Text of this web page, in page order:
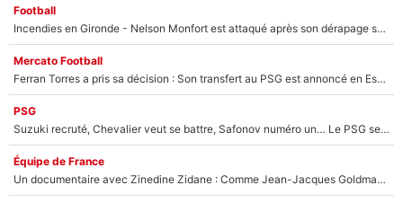
Football
Incendies en Gironde - Nelson Monfort est attaqué après son dérapage sur CNews : «Et lui, il prend combien pour parler dans un studio climatisé?»
Mercato Football
Ferran Torres a pris sa décision : Son transfert au PSG est annoncé en Espagne !
PSG
Suzuki recruté, Chevalier veut se battre, Safonov numéro un… Le PSG se lance encore dans un gros chantier pour le poste de gardien de but
Équipe de France
Un documentaire avec Zinedine Zidane : Comme Jean-Jacques Goldman et Mylène Farmer, le nouveau sélectionneur de l'équipe de France a recalé une journaliste très connue